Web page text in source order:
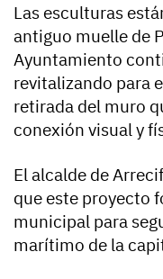
Las esculturas
antiguo muelle de
Ayuntamiento
revitalizando para
retirada del muro
conexión visual y
El alcalde de
que este proyecto
municipal para
marítimo de la